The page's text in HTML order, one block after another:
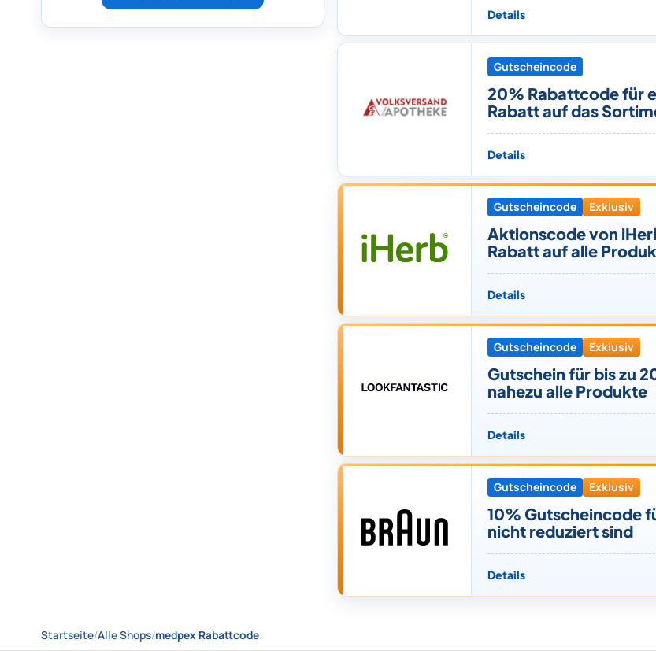
Details
Gutscheincode
20% Rabattcode für
Rabatt auf das
Details
Gutscheincode Exklusiv
Aktionscode von
Rabatt auf alle
Details
Gutscheincode Exklusiv
Gutschein für bis zu
nahezu alle Produkte
Details
Gutscheincode Exklusiv
10% Gutscheincode
nicht reduziert sind
Details
Startseite/Alle Shops/medpex Rabattcode